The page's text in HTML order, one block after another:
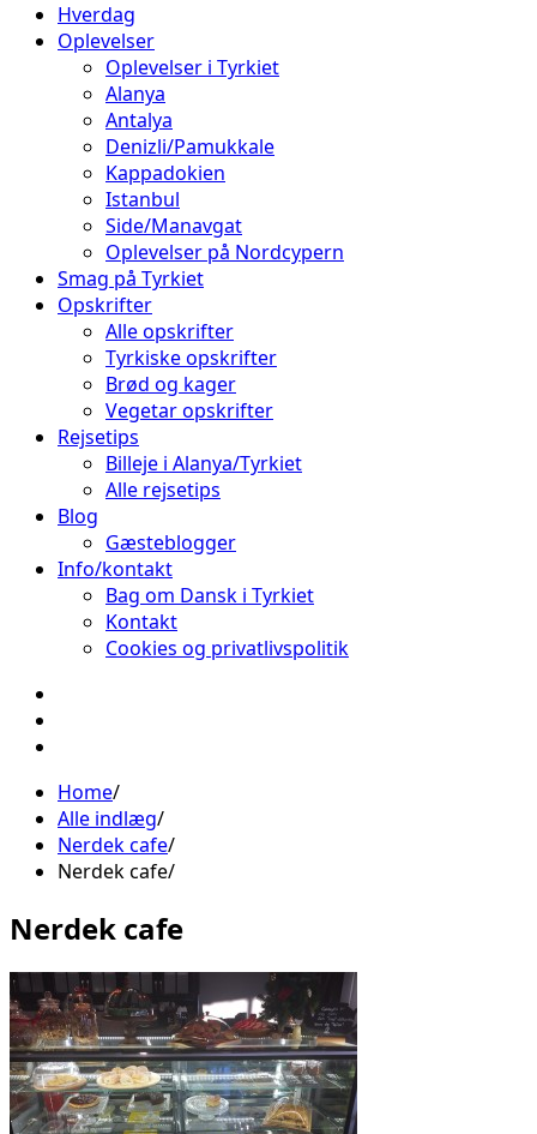
Hverdag
Oplevelser
Oplevelser i Tyrkiet
Alanya
Antalya
Denizli/Pamukkale
Kappadokien
Istanbul
Side/Manavgat
Oplevelser på Nordcypern
Smag på Tyrkiet
Opskrifter
Alle opskrifter
Tyrkiske opskrifter
Brød og kager
Vegetar opskrifter
Rejsetips
Billeje i Alanya/Tyrkiet
Alle rejsetips
Blog
Gæsteblogger
Info/kontakt
Bag om Dansk i Tyrkiet
Kontakt
Cookies og privatlivspolitik
Home
Alle indlæg
Nerdek cafe
Nerdek cafe
Nerdek cafe